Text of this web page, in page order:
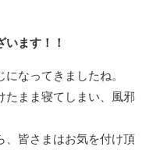
ます！！
なってきましたね。
たまま寝てしまい、風邪
、皆さまはお気を付け頂